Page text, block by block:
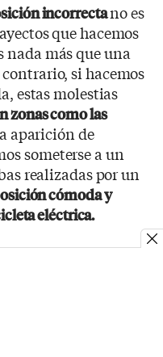
incorrectano es
que hacemos
más que una
contrario, si hacemos
estas molestias
zonas como las
aparición de
someterse a un
realizadas por un
cómoda y
eléctrica.